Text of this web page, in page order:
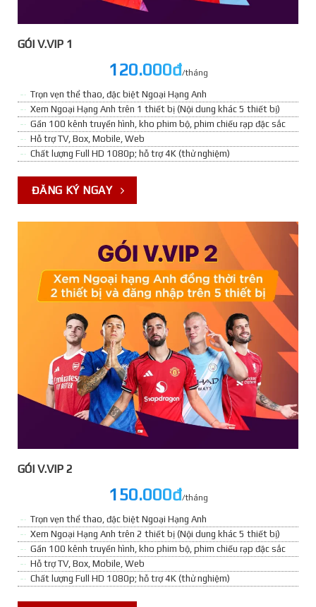
GÓI V.VIP 1
120.000đ/tháng
Trọn vẹn thể thao, đặc biệt Ngoại Hạng Anh
Xem Ngoại Hạng Anh trên 1 thiết bị (Nội dung khác 5 thiết bị)
Gần 100 kênh truyền hình, kho phim bộ, phim chiếu rạp đặc sắc
Hỗ trợ TV, Box, Mobile, Web
Chất lượng Full HD 1080p; hỗ trợ 4K (thử nghiệm)
ĐĂNG KÝ NGAY
GÓI V.VIP 2
150.000đ/tháng
Trọn vẹn thể thao, đặc biệt Ngoại Hạng Anh
Xem Ngoại Hạng Anh trên 2 thiết bị (Nội dung khác 5 thiết bị)
Gần 100 kênh truyền hình, kho phim bộ, phim chiếu rạp đặc sắc
Hỗ trợ TV, Box, Mobile, Web
Chất lượng Full HD 1080p; hỗ trợ 4K (thử nghiệm)